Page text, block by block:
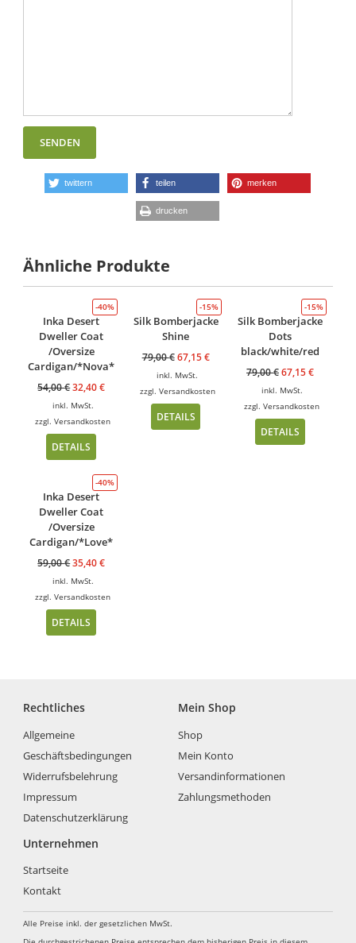
twittern teilen merken
drucken
Ähnliche Produkte
-40%
Inka Desert
Dweller Coat
/Oversize
Cardigan/*Nova*
54,00€32,40€
inkl. MwSt.
zzgl.Versandkosten
DETAILS
-15%
Silk Bomberjacke
Shine
79,00€ 67,15€
inkl. MwSt.
zzgl. Versandkosten
DETAILS
-15%
Silk Bomberjacke
Dots
black/white/red
79,00€67,15€
inkl. MwSt.
zzgl.Versandkosten
DETAILS
-40%
Inka Desert
Dweller Coat
/Oversize
Cardigan/*Love*
59,00€35,40€
inkl. MwSt.
zzgl.Versandkosten
DETAILS
Rechtliches
Allgemeine
Geschäftsbedingungen
Widerrufsbelehrung
Impressum
Datenschutzerklärung
Mein Shop
Shop
Mein Konto
Versandinformationen
Zahlungsmethoden
Unternehmen
Startseite
Kontakt
Alle Preise inkl. der gesetzlichen MwSt.